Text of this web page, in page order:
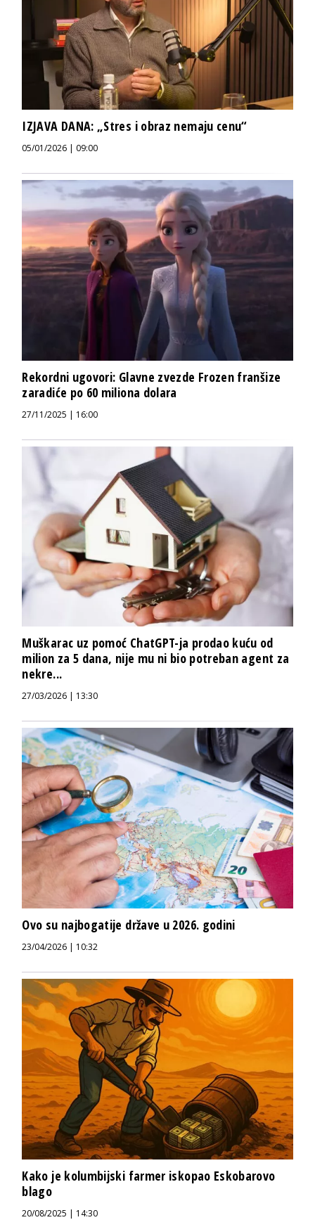
IZJAVA DANA: „Stres i obraz nemaju cenu“
05/01/2026 | 09:00
Rekordni ugovori: Glavne zvezde Frozen franšize
zaradiće po 60 miliona dolara
27/11/2025 | 16:00
Muškarac uz pomoć ChatGPT-ja prodao kuću od
milion za 5 dana, nije mu ni bio potreban agent za
nekre...
27/03/2026 | 13:30
Ovo su najbogatije države u 2026. godini
23/04/2026 | 10:32
Kako je kolumbijski farmer iskopao Eskobarovo
blago
20/08/2025 | 14:30